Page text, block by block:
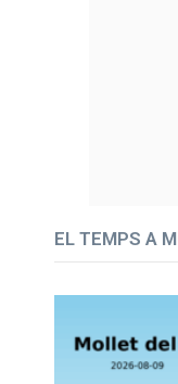
EL TEMPS A